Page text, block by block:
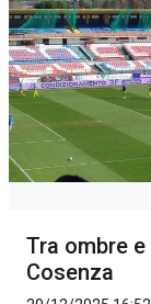
Tra ombre
Cosenza